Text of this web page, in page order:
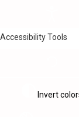
Accessibility Tools
Invert